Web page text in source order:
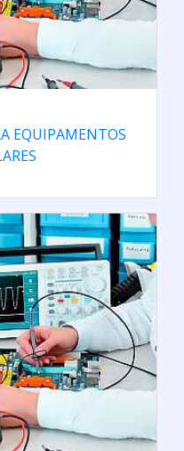
EQUIPAMENTOS